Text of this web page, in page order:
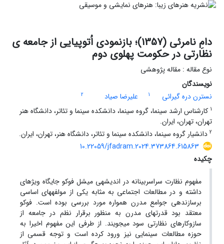
دامِ نامرئی (1357)؛ بازنمودی اُتوپیایی از جامعه ی
نظارتی در حکومت پهلوی دوم
نوع مقاله : مقاله پژوهشی
نویسندگان
نسترن دره گیرائی
1 علیرضا صیاد
2
1 کارشناس ارشد سینما، گروه سینما، دانشکده سینما و تئاتر، دانشگاه هنر
تهران، تهران، ایران.
2 دانشیار گروه سینما، دانشکده سینما و تئاتر، دانشگاه هنر، تهران، ایران.
10.22059/jfadram.2024.373864.615863
چکیده
مفهوم نظارت سراسربینانه در اندیشه‎ی میشل فوکو جایگاه ویژه‎ای
داشته و در مطالعات اجتماعی به مثابه یکی از مولفه‎های اساسی
برسازنده‎ی جوامع مدرن همواره مورد بررسی بوده است. فوکو
معتقد بود قدرت‎های مدرن به منظور برقرار نظم در جامعه از
سازوکارهای نظارتی سود می‎جویند. از طرفی این مفهوم اخیرا به
حوزه مطالعات سینمایی نیز ورود کرده است و توجه قسمی از